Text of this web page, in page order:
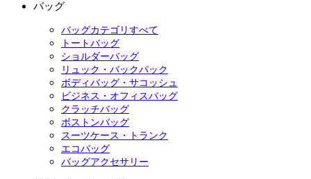
バッグ
バッグカテゴリすべて
トートバッグ
ショルダーバッグ
リュック・バックパック
ボディバッグ・サコッシュ
ビジネス・オフィスバッグ
クラッチバッグ
ボストンバッグ
スーツケース・トランク
エコバッグ
バッグアクセサリー